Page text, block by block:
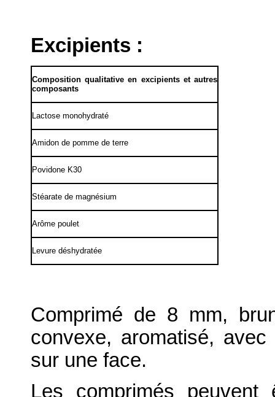
Excipients :
Composition qualitative en excipients et autres
composants
Lactose monohydraté
Amidon de pomme de terre
Povidone K30
Stéarate de magnésium
Arôme poulet
Levure déshydratée
Comprimé de 8 mm,
convexe, aromatisé,
sur une face.
Les comprimés